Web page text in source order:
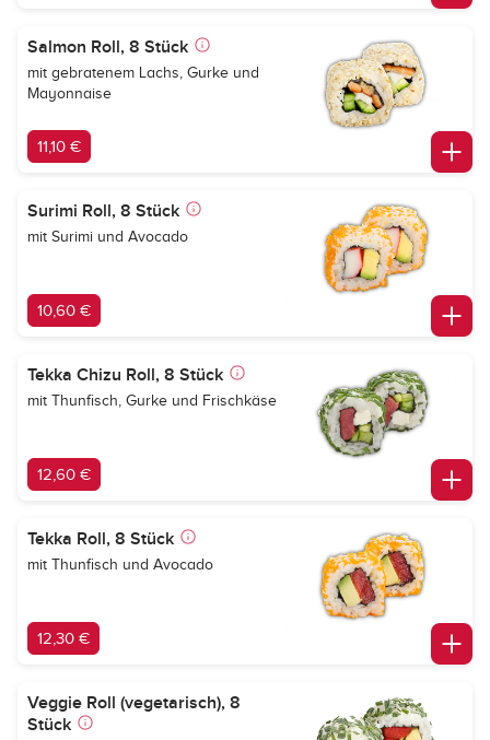
Salmon Roll, 8 Stück
mit gebratenem Lachs, Gurke und
Mayonnaise
11,10 €
Surimi Roll, 8 Stück
mit Surimi und Avocado
10,60 €
Tekka Chizu Roll, 8 Stück
mit Thunfisch, Gurke und Frischkäse
12,60 €
Tekka Roll, 8 Stück
mit Thunfisch und Avocado
12,30 €
Veggie Roll (vegetarisch), 8
Stück